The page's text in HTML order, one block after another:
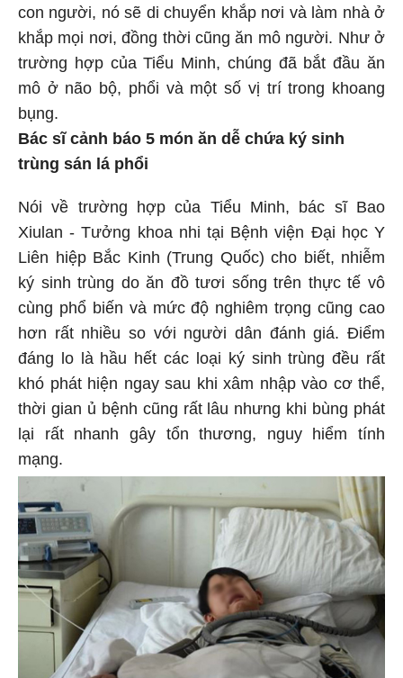
con người, nó sẽ di chuyển khắp nơi và làm nhà ở
khắp mọi nơi, đồng thời cũng ăn mô người. Như ở
trường hợp của Tiểu Minh, chúng đã bắt đầu ăn
mô ở não bộ, phổi và một số vị trí trong khoang
bụng.
Bác sĩ cảnh báo 5 món ăn dễ chứa ký sinh
trùng sán lá phổi
Nói về trường hợp của Tiểu Minh, bác sĩ Bao
Xiulan - Tưởng khoa nhi tại Bệnh viện Đại học Y
Liên hiệp Bắc Kinh (Trung Quốc) cho biết, nhiễm
ký sinh trùng do ăn đồ tươi sống trên thực tế vô
cùng phổ biến và mức độ nghiêm trọng cũng cao
hơn rất nhiều so với người dân đánh giá. Điểm
đáng lo là hầu hết các loại ký sinh trùng đều rất
khó phát hiện ngay sau khi xâm nhập vào cơ thể,
thời gian ủ bệnh cũng rất lâu nhưng khi bùng phát
lại rất nhanh gây tổn thương, nguy hiểm tính
mạng.